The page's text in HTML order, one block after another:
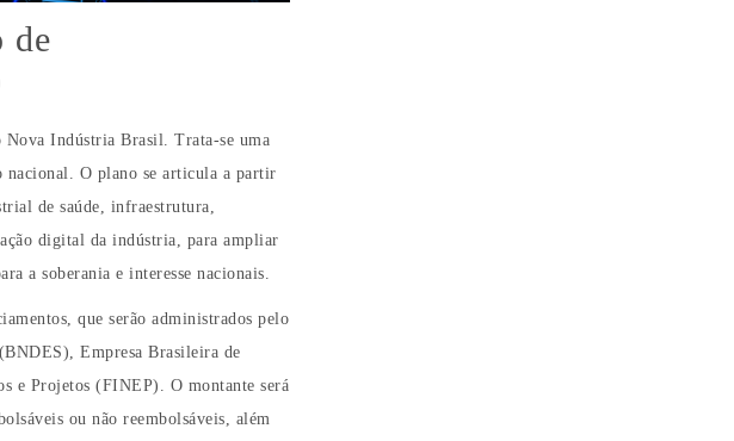
de
Indústria Brasil. Trata-se uma
O plano se articula a partir
de saúde, infraestrutura,
digital da indústria, para ampliar
a soberania e interesse nacionais.
que serão administrados pelo
Empresa Brasileira de
e Projetos (FINEP). O montante será
ou não reembolsáveis, além